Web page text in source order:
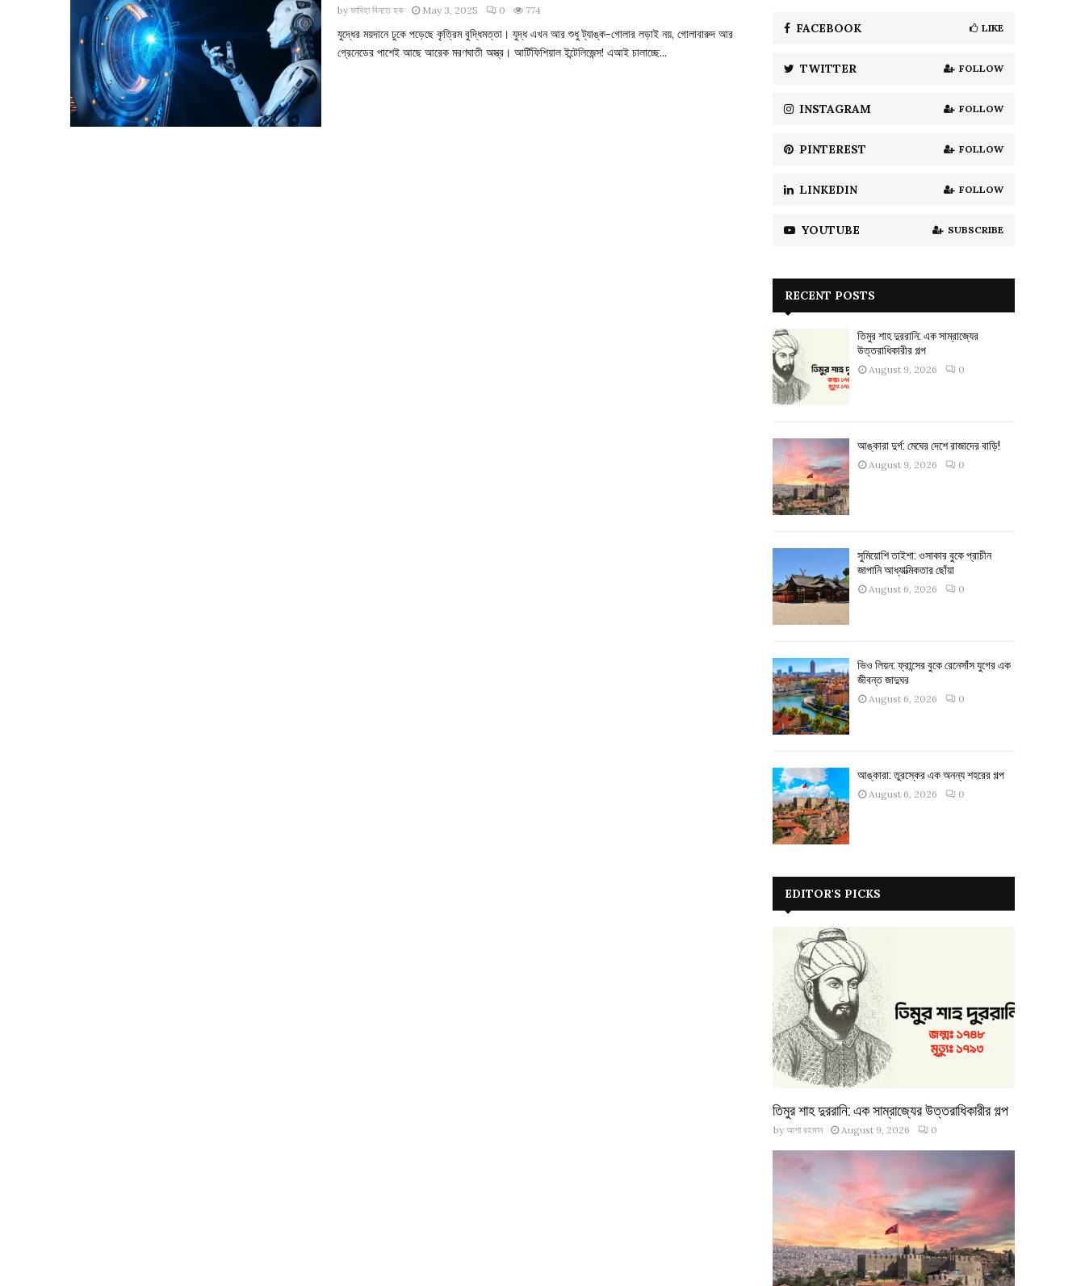
byফাবিহা বিনতে হক May 3, 2025 0 774
যুদ্ধের ময়দানে ঢুকে পড়েছে কৃত্রিম বুদ্ধিমত্তা। যুদ্ধ এখন আর শুধু ট্যাঙ্ক-গোলার লড়াই নয়, গোলাবারুদ আর
গ্রেনেডের পাশেই আছে আরেক মরণঘাতী অস্ত্র। আর্টিফিশিয়াল ইন্টেলিজেন্স! এআই চালাচ্ছে...
C
H
FACEBOOK LIKE
TWITTER FOLLOW
INSTAGRAM FOLLOW
PINTEREST FOLLOW
LINKEDIN FOLLOW
YOUTUBE SUBSCRIBE
RECENT POSTS
তিমুর শাহ দুররানি: এক সাম্রাজ্যের
উত্তরাধিকারীর গল্প
August 9, 2026 0
আঙ্কারা দুর্গ: মেঘের দেশে রাজাদের বাড়ি!
August 9, 2026 0
সুমিয়োশি তাইশা: ওসাকার বুকে প্রাচীন
জাপানি আধ্যাত্মিকতার ছোঁয়া
August 6, 2026 0
ভিও লিয়ন: ফ্রান্সের বুকে রেনেসাঁস যুগের এক
জীবন্ত জাদুঘর
August 6, 2026 0
আঙ্কারা: তুরস্কের এক অনন্য শহরের গল্প
August 6, 2026 0
EDITOR'S PICKS
তিমুর শাহ দুররানি: এক সাম্রাজ্যের উত্তরাধিকারীর গল্প
by আশা রহমান August 9, 2026 0